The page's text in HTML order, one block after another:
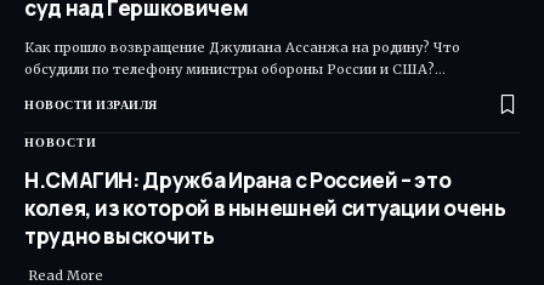
суд над Гершковичем
Как прошло возвращение Джулиана Ассанжа на родину? Что
обсудили по телефону министры обороны России и США?…
НОВОСТИ ИЗРАИЛЯ
НОВОСТИ
Н.СМАГИН: Дружба Ирана с Россией – это
колея, из которой в нынешней ситуации очень
трудно выскочить
Read More ​